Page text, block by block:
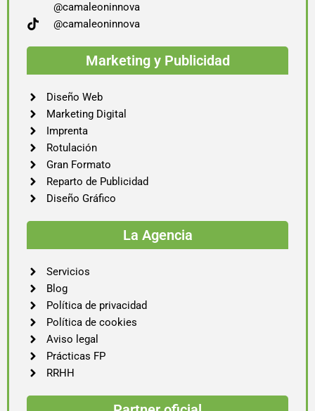
@camaleoninnova
@camaleoninnova
Marketing y Publicidad
Diseño Web
Marketing Digital
Imprenta
Rotulación
Gran Formato
Reparto de Publicidad
Diseño Gráfico
La Agencia
Servicios
Blog
Política de privacidad
Política de cookies
Aviso legal
Prácticas FP
RRHH